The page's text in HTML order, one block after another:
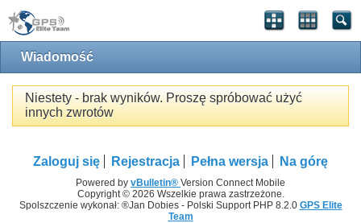
Wiadomość
Niestety - brak wyników. Proszę spróbować użyć
innych zwrotów
Zaloguj się Rejestracja Pełna wersja Na górę
Powered by vBulletin® Version Connect Mobile
Copyright © 2026 Wszelkie prawa zastrzeżone.
Spolszczenie wykonał: ®Jan Dobies - Polski Support PHP 8.2.0 GPS Elite
Team